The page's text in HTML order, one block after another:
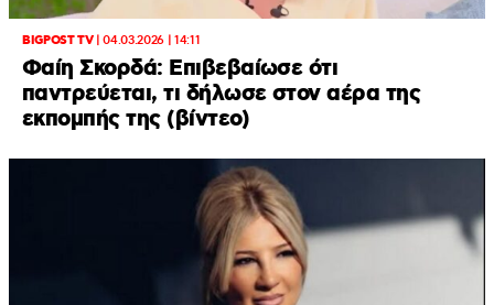
BIGPOST TV|04.03.2026 | 14:11
Φαίη Σκορδά: Επιβεβαίωσε ότι
παντρεύεται, τι δήλωσε στον αέρα της
εκπομπής της (βίντεο)